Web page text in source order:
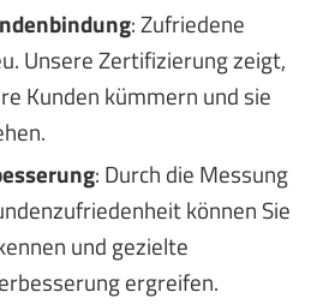
: Zufriedene
Unsere Zertifizierung zeigt,
Kunden kümmern und sie
: Durch die Messung
können Sie
und gezielte
ergreifen.